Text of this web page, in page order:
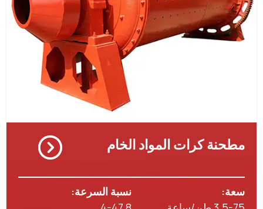
كرات المواد الخام
نسبة السرعة: